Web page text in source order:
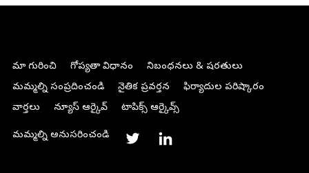
మా గురించి గోప్యతా విధానం
నిబంధనలు & షరతులు
మమ్మల్ని సంప్రదించండి
నైతిక ప్రవర్తన
ఫిర్యాదుల పరిష్కారం
వార్తలు
న్యూస్ ఆర్కైవ్ టాపిక్స్ ఆర్కైవ్స్
మమ్మల్ని అనుసరించండి